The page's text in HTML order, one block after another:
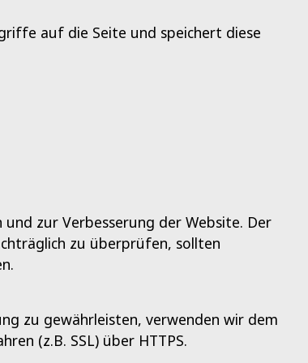
auf die Seite und speichert diese
zur Verbesserung der Website. Der
zu überprüfen, sollten
zu gewährleisten, verwenden wir dem
(z.B. SSL) über HTTPS.